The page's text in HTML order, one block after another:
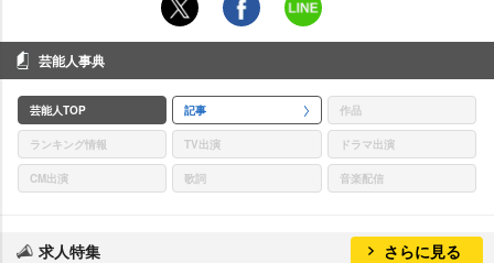
芸能人事典
芸能人TOP 記事 作品
ランキング情報 TV出演 ドラマ出演
CM出演 歌詞 音楽配信
求人特集 さらに見る